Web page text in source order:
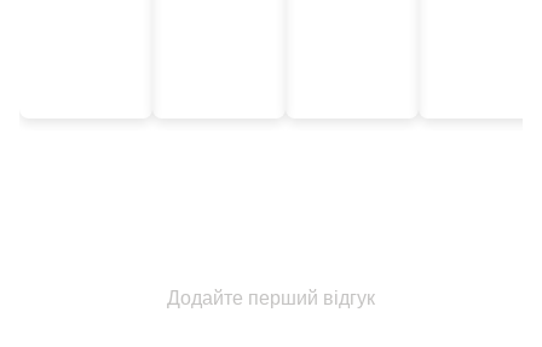
Додайте перший відгук